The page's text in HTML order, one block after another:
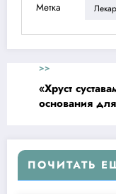
Метка
>>
«Хруст
основания
ПОЧИТАТЬ